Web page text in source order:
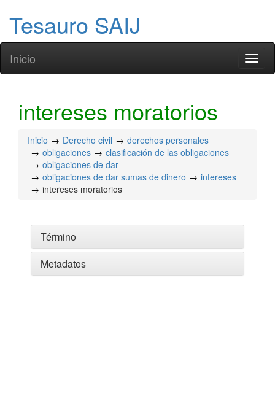
Tesauro SAIJ
Inicio
intereses moratorios
Inicio Derecho civil
derechos personales
obligaciones
clasificación de las obligaciones
obligaciones de dar
obligaciones de dar sumas de dinero
intereses
intereses moratorios
Término
Metadatos